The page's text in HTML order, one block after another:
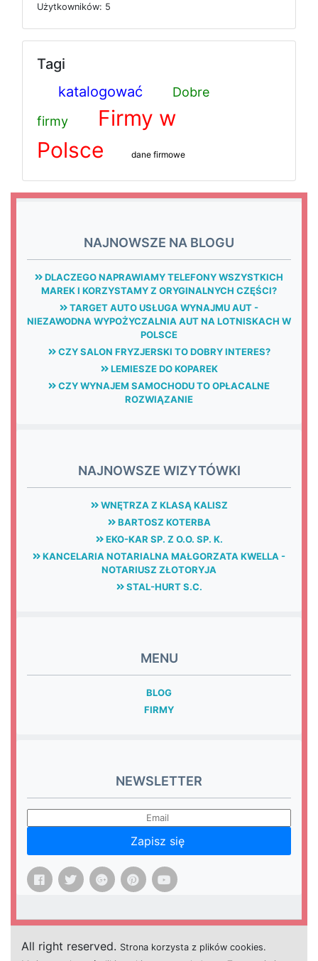
Użytkowników: 5
Tagi
katalogować
Dobre
firmy
Firmy w
Polsce
dane firmowe
NAJNOWSZE NA BLOGU
DLACZEGO NAPRAWIAMY TELEFONY WSZYSTKICH
MAREK I KORZYSTAMY Z ORYGINALNYCH CZĘŚCI?
TARGET AUTO USŁUGA WYNAJMU AUT -
NIEZAWODNA WYPOŻYCZALNIA AUT NA LOTNISKACH W
POLSCE
CZY SALON FRYZJERSKI TO DOBRY INTERES?
LEMIESZE DO KOPAREK
CZY WYNAJEM SAMOCHODU TO OPŁACALNE
ROZWIĄZANIE
NAJNOWSZE WIZYTÓWKI
WNĘTRZA Z KLASĄ KALISZ
BARTOSZ KOTERBA
EKO-KAR SP. Z O.O. SP. K.
KANCELARIA NOTARIALNA MAŁGORZATA KWELLA -
NOTARIUSZ ZŁOTORYJA
STAL-HURT S.C.
MENU
BLOG
FIRMY
NEWSLETTER
Zapisz się
All right reserved. Strona korzysta z plików cookies.